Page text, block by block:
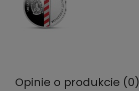
Opinie o produkcie (0)